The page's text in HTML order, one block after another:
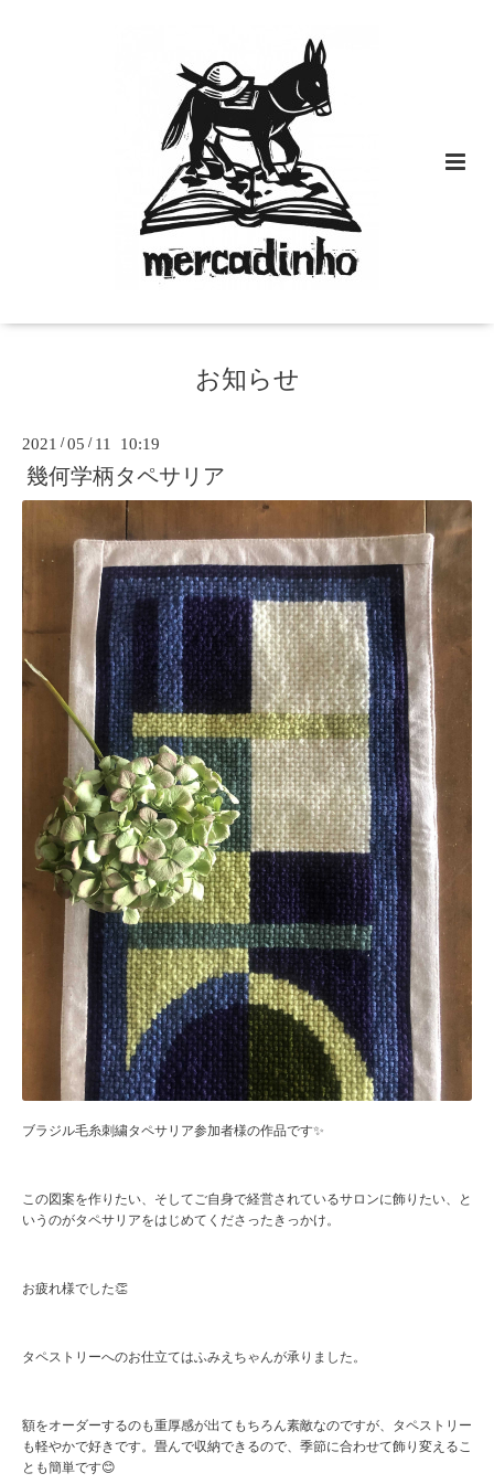
お知らせ
2021 /05 / 11 10:19
幾何学柄タペサリア
ブラジル毛糸刺繍タペサリア参加者様の作品です✨
この図案を作りたい、そしてご自身で経営されているサロンに飾りたい、と
いうのがタペサリアをはじめてくださったきっかけ。
お疲れ様でした👏
タペストリーへのお仕立てはふみえちゃんが承りました。
額をオーダーするのも重厚感が出てもちろん素敵なのですが、タペストリー
も軽やかで好きです。畳んで収納できるので、季節に合わせて飾り変えるこ
とも簡単です😊